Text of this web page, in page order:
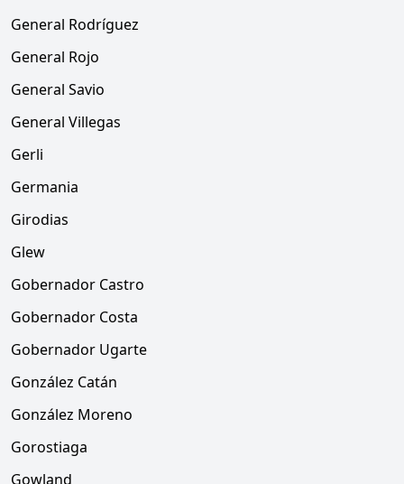
General Rodríguez
General Rojo
General Savio
General Villegas
Gerli
Germania
Girodias
Glew
Gobernador Castro
Gobernador Costa
Gobernador Ugarte
González Catán
González Moreno
Gorostiaga
Gowland